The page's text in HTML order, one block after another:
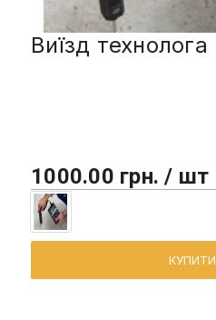
Виїзд технолога
1000.00 грн. / шт
КУПИТИ